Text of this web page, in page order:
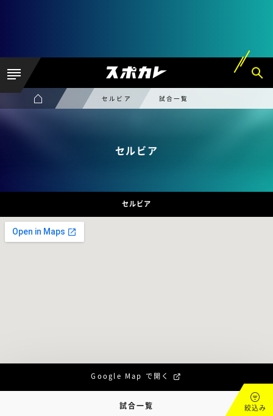
セルビア 試合一覧
セルビア
セルビア
Google Map で開く
試合一覧 絞込み